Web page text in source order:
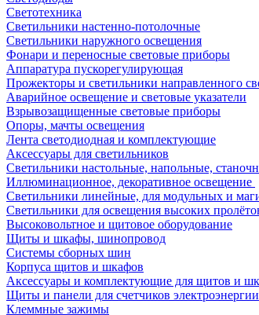
Светотехника
Светильники настенно-потолочные
Светильники наружного освещения
Фонари и переносные световые приборы
Аппаратура пускорегулирующая
Прожекторы и светильники направленного
Аварийное освещение и световые указатели
Взрывозащищенные световые приборы
Опоры, мачты освещения
Лента светодиодная и комплектующие
Аксессуары для светильников
Светильники настольные, напольные,
Иллюминационное, декоративное освещение
Светильники линейные, для модульных и
Светильники для освещения высоких
Высоковольтное и щитовое оборудование
Щиты и шкафы, шинопровод
Системы сборных шин
Корпуса щитов и шкафов
Аксессуары и комплектующие для щитов и
Щиты и панели для счетчиков электроэнергии
Клеммные зажимы